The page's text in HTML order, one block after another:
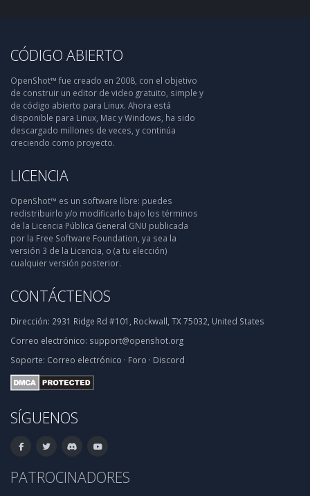
CÓDIGO ABIERTO
OpenShot™ fue creado en 2008, con el objetivo
de construir un editor de video gratuito, simple y
de código abierto para Linux. Ahora está
disponible para Linux, Mac y Windows, ha sido
descargado millones de veces, y continúa
creciendo como proyecto.
LICENCIA
OpenShot™ es un software libre: puedes
redistribuirlo y/o modificarlo bajo los términos
de la Licencia Pública General GNU publicada
por la Free Software Foundation, ya sea la
versión 3 de la Licencia, o (a tu elección)
cualquier versión posterior.
CONTÁCTENOS
Dirección: 2931 Ridge Rd #101, Rockwall, TX 75032, United States
Correo electrónico: support@openshot.org
Soporte: Correo electrónico · Foro · Discord
SÍGUENOS
PATROCINADORES